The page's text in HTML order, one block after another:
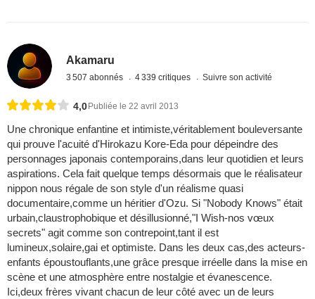
Akamaru
3 507 abonnés 4 339 critiques Suivre son activité
4,0 Publiée le 22 avril 2013
Une chronique enfantine et intimiste,véritablement bouleversante
qui prouve l'acuité d'Hirokazu Kore-Eda pour dépeindre des
personnages japonais contemporains,dans leur quotidien et leurs
aspirations. Cela fait quelque temps désormais que le réalisateur
nippon nous régale de son style d'un réalisme quasi
documentaire,comme un héritier d'Ozu. Si "Nobody Knows" était
urbain,claustrophobique et désillusionné,"I Wish-nos vœux
secrets" agit comme son contrepoint,tant il est
lumineux,solaire,gai et optimiste. Dans les deux cas,des acteurs-
enfants époustouflants,une grâce presque irréelle dans la mise en
scène et une atmosphère entre nostalgie et évanescence.
Ici,deux frères vivant chacun de leur côté avec un de leurs